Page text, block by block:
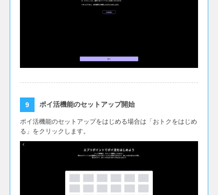
ポイ活機能のセットアップ開始
ポイ活機能のセットアップをはじめる場合は「おトクをはじめ
る」をクリックします。